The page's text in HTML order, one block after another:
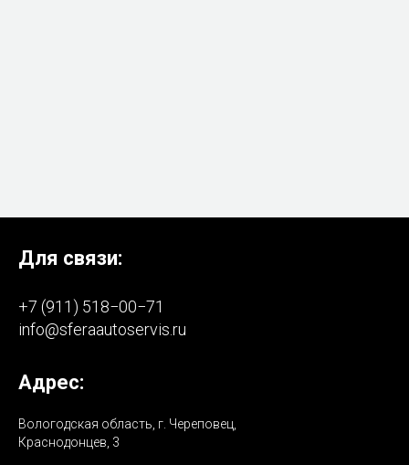
Для связи:
+7 (911) 518−00−71
info@sferaautoservis.ru
Адрес:
Вологодская область, г. Череповец,
Краснодонцев, 3